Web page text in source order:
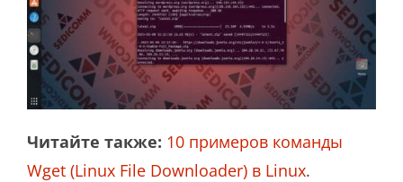
Читайте также: 10 примеров команды
Wget (Linux File Downloader) в Linux.